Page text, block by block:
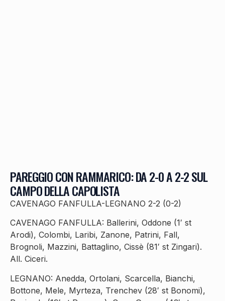
PAREGGIO CON RAMMARICO: DA 2-0 A 2-2 SUL
CAMPO DELLA CAPOLISTA
CAVENAGO FANFULLA-LEGNANO 2-2 (0-2)
CAVENAGO FANFULLA: Ballerini, Oddone (1′ st
Arodi), Colombi, Laribi, Zanone, Patrini, Fall,
Brognoli, Mazzini, Battaglino, Cissè (81′ st Zingari).
All. Ciceri.
LEGNANO: Anedda, Ortolani, Scarcella, Bianchi,
Bottone, Mele, Myrteza, Trenchev (28′ st Bonomi),